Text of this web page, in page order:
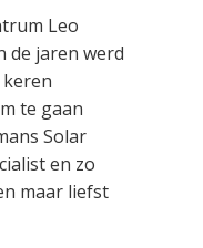
Leo
de jaren werd
te gaan
Solar
en zo
maar liefst